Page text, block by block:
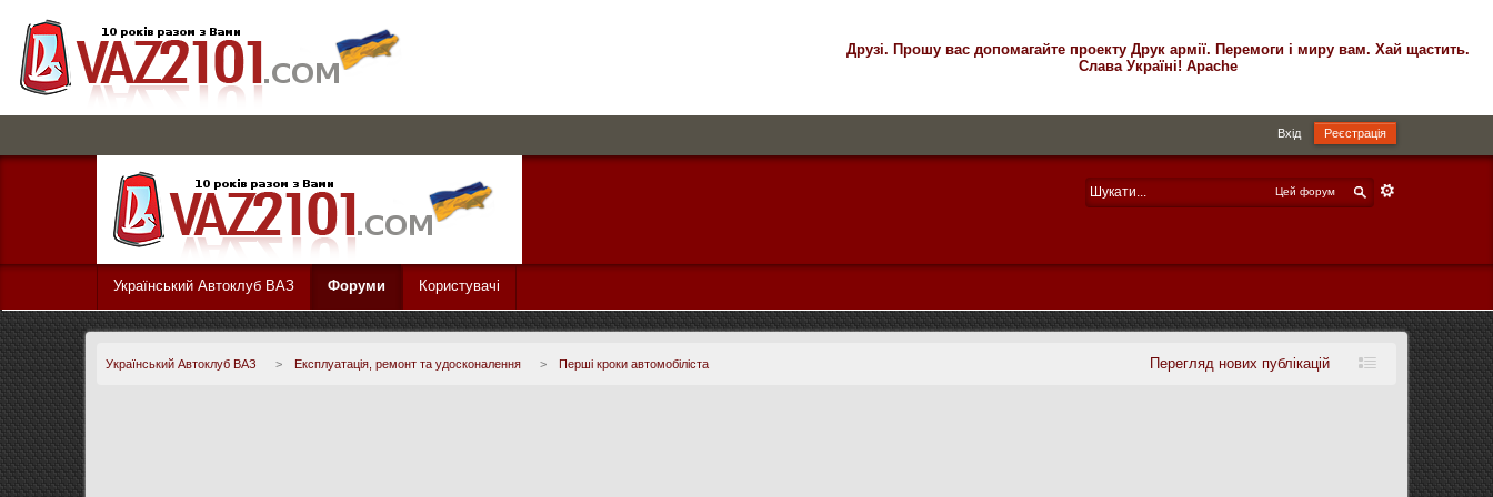
Друзі. Прошу вас допомагайте проекту Друк армії. Перемоги і миру вам. Хай щастить.
Слава Україні! Apache
Вхід Реєстрація
Цей форум
Український Автоклуб ВАЗ Форуми Користувачі
Український Автоклуб ВАЗ > Експлуатація, ремонт та удосконалення > Перші кроки автомобіліста Перегляд нових публікацій